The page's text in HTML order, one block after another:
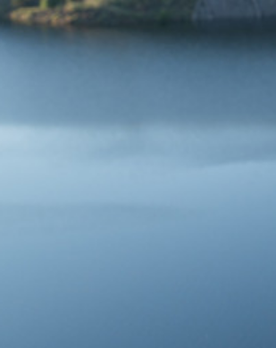
med obegränsat antal enheter